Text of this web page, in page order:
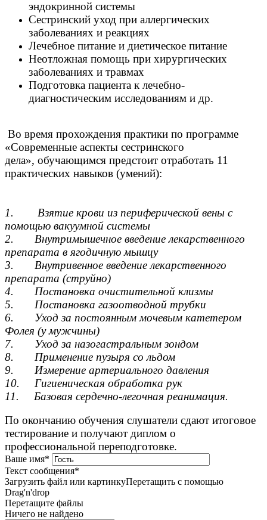
эндокринной системы
Сестринский уход при аллергических
заболеваниях и реакциях
Лечебное питание и диетическое питание
Неотложная помощь при хирургических
заболеваниях и травмах
Подготовка пациента к лечебно-
диагностическим исследованиям и др.
Во время прохождения практики по программе
«Современные аспекты сестринского
дела», обучающимся предстоит отработать 11
практических навыков (умений):
1. Взятие крови из периферической вены с
помощью вакуумной системы
2. Внутримышечное введение лекарственного
препарата в ягодичную мышцу
3. Внутривенное введение лекарственного
препарата (струйно)
4. Постановка очистительной клизмы
5. Постановка газоотводной трубки
6. Уход за постоянным мочевым катетером
Фолея (у мужчины)
7. Уход за назогастральным зондом
8. Применение пузыря со льдом
9. Измерение артериального давления
10. Гигиеническая обработка рук
11. Базовая сердечно-легочная реанимация.
По окончанию обучения слушатели сдают итоговое
тестирование и получают диплом о
профессиональной переподготовке.
Ваше имя*
Текст сообщения*
Загрузить файл или картинкуПеретащить с помощью
Drag'n'drop
Перетащите файлы
Ничего не найдено